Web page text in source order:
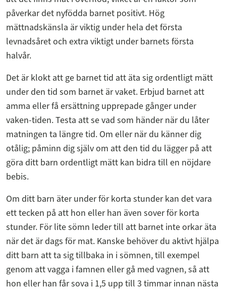
påverkar det nyfödda barnet positivt. Hög
mättnadskänsla är viktig under hela det första
levnadsåret och extra viktigt under barnets första
halvår.
Det är klokt att ge barnet tid att äta sig ordentligt mätt
under den tid som barnet är vaket. Erbjud barnet att
amma eller få ersättning upprepade gånger under
vaken-tiden. Testa att se vad som händer när du låter
matningen ta längre tid. Om eller när du känner dig
otålig; påminn dig själv om att den tid du lägger på att
göra ditt barn ordentligt mätt kan bidra till en nöjdare
bebis.
Om ditt barn äter under för korta stunder kan det vara
ett tecken på att hon eller han även sover för korta
stunder. För lite sömn leder till att barnet inte orkar äta
när det är dags för mat. Kanske behöver du aktivt hjälpa
ditt barn att ta sig tillbaka in i sömnen, till exempel
genom att vagga i famnen eller gå med vagnen, så att
hon eller han får sova i 1,5 upp till 3 timmar innan nästa